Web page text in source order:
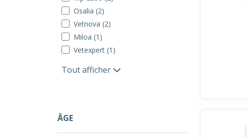
Osalia (2)
Vetnova (2)
Miloa (1)
Vetexpert (1)
Tout afficher
ÂGE